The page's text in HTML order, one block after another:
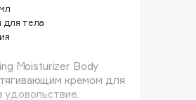
для тела
Moisturizer Body
кремом для